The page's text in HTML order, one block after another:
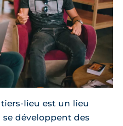
lieu est un lieu
développent des